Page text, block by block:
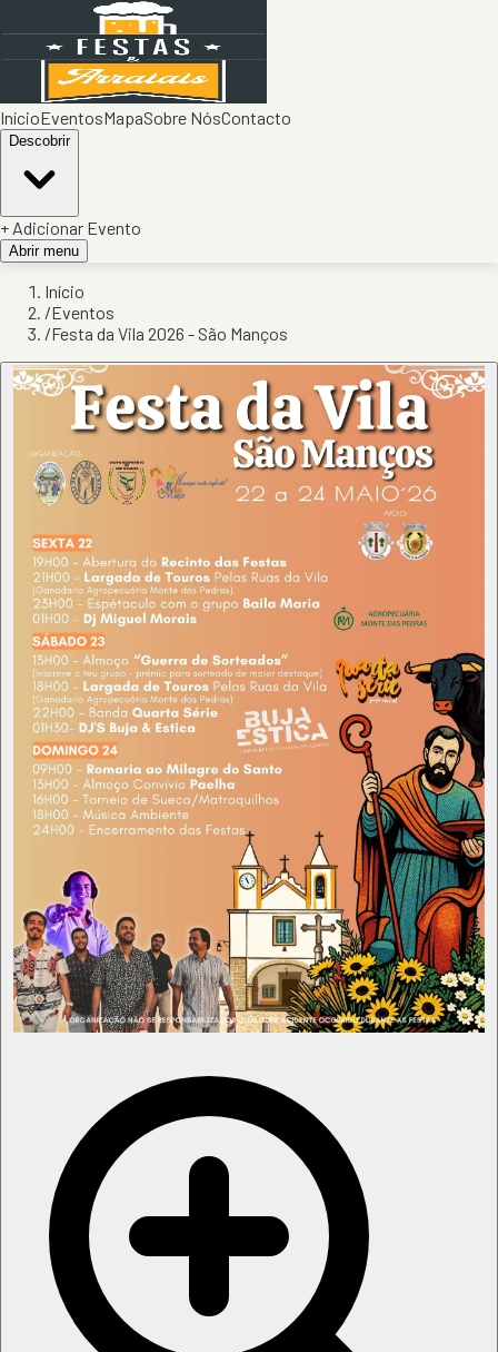
InícioEventosMapaSobre NósContacto
Descobrir
+ Adicionar Evento
Abrir menu
Início
/Eventos
/Festa da Vila 2026 - São Manços